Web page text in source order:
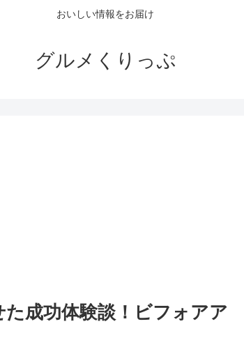
おいしい情報をお届け
グルメくりっぷ
成功体験談！ビフォアア